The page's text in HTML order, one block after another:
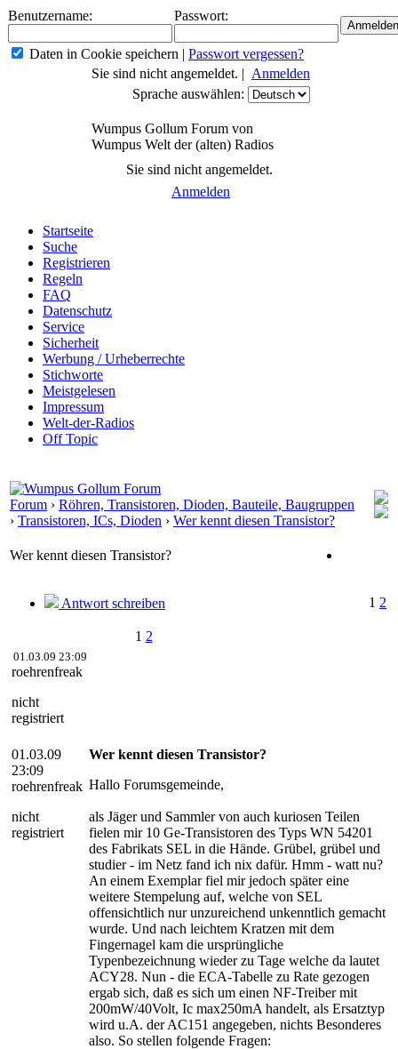
Benutzername: Passwort:
Daten in Cookie speichern | Passwort vergessen?
Sie sind nicht angemeldet. | Anmelden
Sprache auswählen:
Wumpus Gollum Forum von
Wumpus Welt der (alten) Radios
Sie sind nicht angemeldet.
Anmelden
Startseite
Suche
Registrieren
Regeln
FAQ
Datenschutz
Service
Sicherheit
Werbung / Urheberrechte
Stichworte
Meistgelesen
Impressum
Welt-der-Radios
Off Topic
Forum › Röhren, Transistoren, Dioden, Bauteile, Baugruppen
› Transistoren, ICs, Dioden › Wer kennt diesen Transistor?
Wer kennt diesen Transistor?
Antwort schreiben 1 2
1 2
01.03.09 23:09
roehrenfreak
nicht
registriert
01.03.09
23:09
roehrenfreak
nicht
registriert
Wer kennt diesen Transistor?
Hallo Forumsgemeinde,
als Jäger und Sammler von auch kuriosen Teilen
fielen mir 10 Ge-Transistoren des Typs WN 54201
des Fabrikats SEL in die Hände. Grübel, grübel und
studier - im Netz fand ich nix dafür. Hmm - watt nu?
An einem Exemplar fiel mir jedoch später eine
weitere Stempelung auf, welche von SEL
offensichtlich nur unzureichend unkenntlich gemacht
wurde. Und nach leichtem Kratzen mit dem
Fingernagel kam die ursprüngliche
Typenbezeichnung wieder zu Tage welche da lautet
ACY28. Nun - die ECA-Tabelle zu Rate gezogen
ergab sich, daß es sich um einen NF-Treiber mit
200mW/40Volt, Ic max250mA handelt, als Ersatztyp
wird u.A. der AC151 angegeben, nichts Besonderes
also. So stellen folgende Fragen: